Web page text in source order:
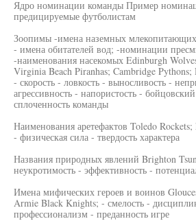
Ядро номинации команды Пример
предицируемые футболистам
Зоопимы -имена наземных
- имена обитателей вод; -номинации
-наименования насекомых Edinburgh
Virginia Beach Piranhas; Cambridge
- скорость - ловкость - выносливость -
агрессивность - напористость -
сплоченность команды
Наименования аретефактов Toledo Rockets;
- физическая сила - твердость характера
Названия природных явлений Brighton
неукротимость - эффективность -
Имена мифических героев и воинов
Armie Black Knights; - смелость -
профессионализм - преданность игре